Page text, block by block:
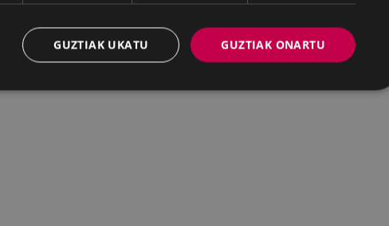
GUZTIAK ONARTU
GUZTIAK UKATU